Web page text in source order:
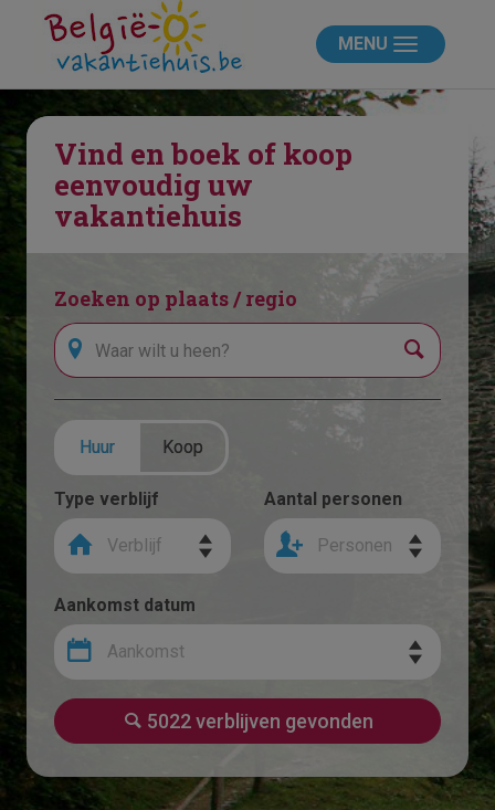
MENU
Vind en boek of koop
eenvoudig uw
vakantiehuis
Zoeken op plaats / regio
Zoeken
Huur Koop
Type verblijf
Verblijf
Aantal personen
Personen
Aankomst datum
Aankomst
5022 verblijven gevonden